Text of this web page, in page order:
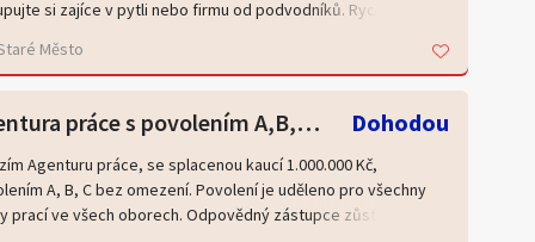
si zajíce v pytli nebo firmu od podvodníků. Rychlé
Cena dohodou. Společnosti prodáváme více jak 10 let a
24 hodin. Pro více informací nám napište nebo zavolejte
Město
Agentura práce s povolením A,B,C bez omezení včetně zástupce Dohodou
Agenturu práce, se splacenou kaucí 1.000.000 Kč,
A, B, C bez omezení. Povolení je uděleno pro všechny
prací ve všech oborech. Odpovědný zástupce zůstává po